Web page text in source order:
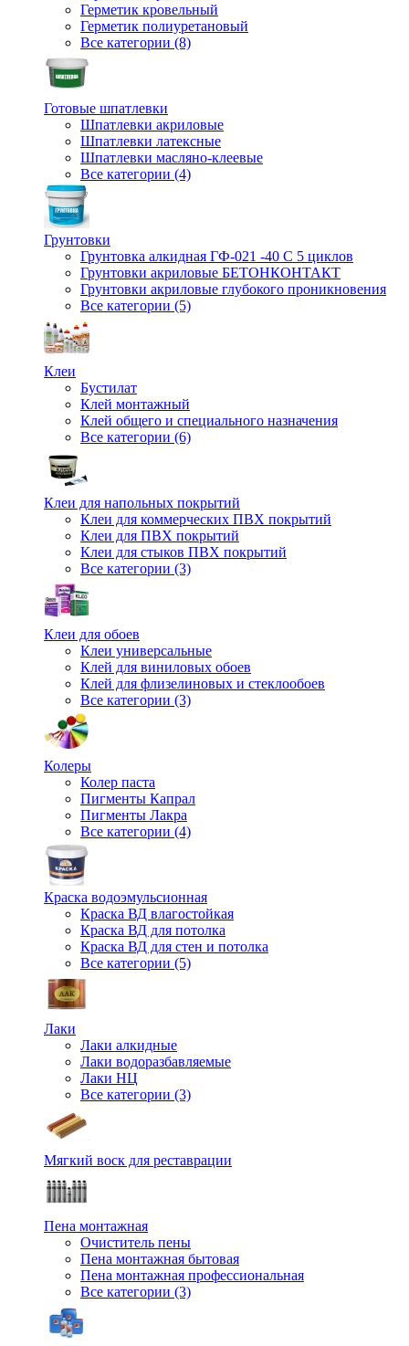
Герметик кровельный
Герметик полиуретановый
Все категории (8)
Готовые шпатлевки
Шпатлевки акриловые
Шпатлевки латексные
Шпатлевки масляно-клеевые
Все категории (4)
Грунтовки
Грунтовка алкидная ГФ-021 -40 С 5 циклов
Грунтовки акриловые БЕТОНКОНТАКТ
Грунтовки акриловые глубокого проникновения
Все категории (5)
Клеи
Бустилат
Клей монтажный
Клей общего и специального назначения
Все категории (6)
Клеи для напольных покрытий
Клеи для коммерческих ПВХ покрытий
Клеи для ПВХ покрытий
Клеи для стыков ПВХ покрытий
Все категории (3)
Клеи для обоев
Клеи универсальные
Клей для виниловых обоев
Клей для флизелиновых и стеклообоев
Все категории (3)
Колеры
Колер паста
Пигменты Капрал
Пигменты Лакра
Все категории (4)
Краска водоэмульсионная
Краска ВД влагостойкая
Краска ВД для потолка
Краска ВД для стен и потолка
Все категории (5)
Лаки
Лаки алкидные
Лаки водоразбавляемые
Лаки НЦ
Все категории (3)
Мягкий воск для реставрации
Пена монтажная
Очиститель пены
Пена монтажная бытовая
Пена монтажная профессиональная
Все категории (3)